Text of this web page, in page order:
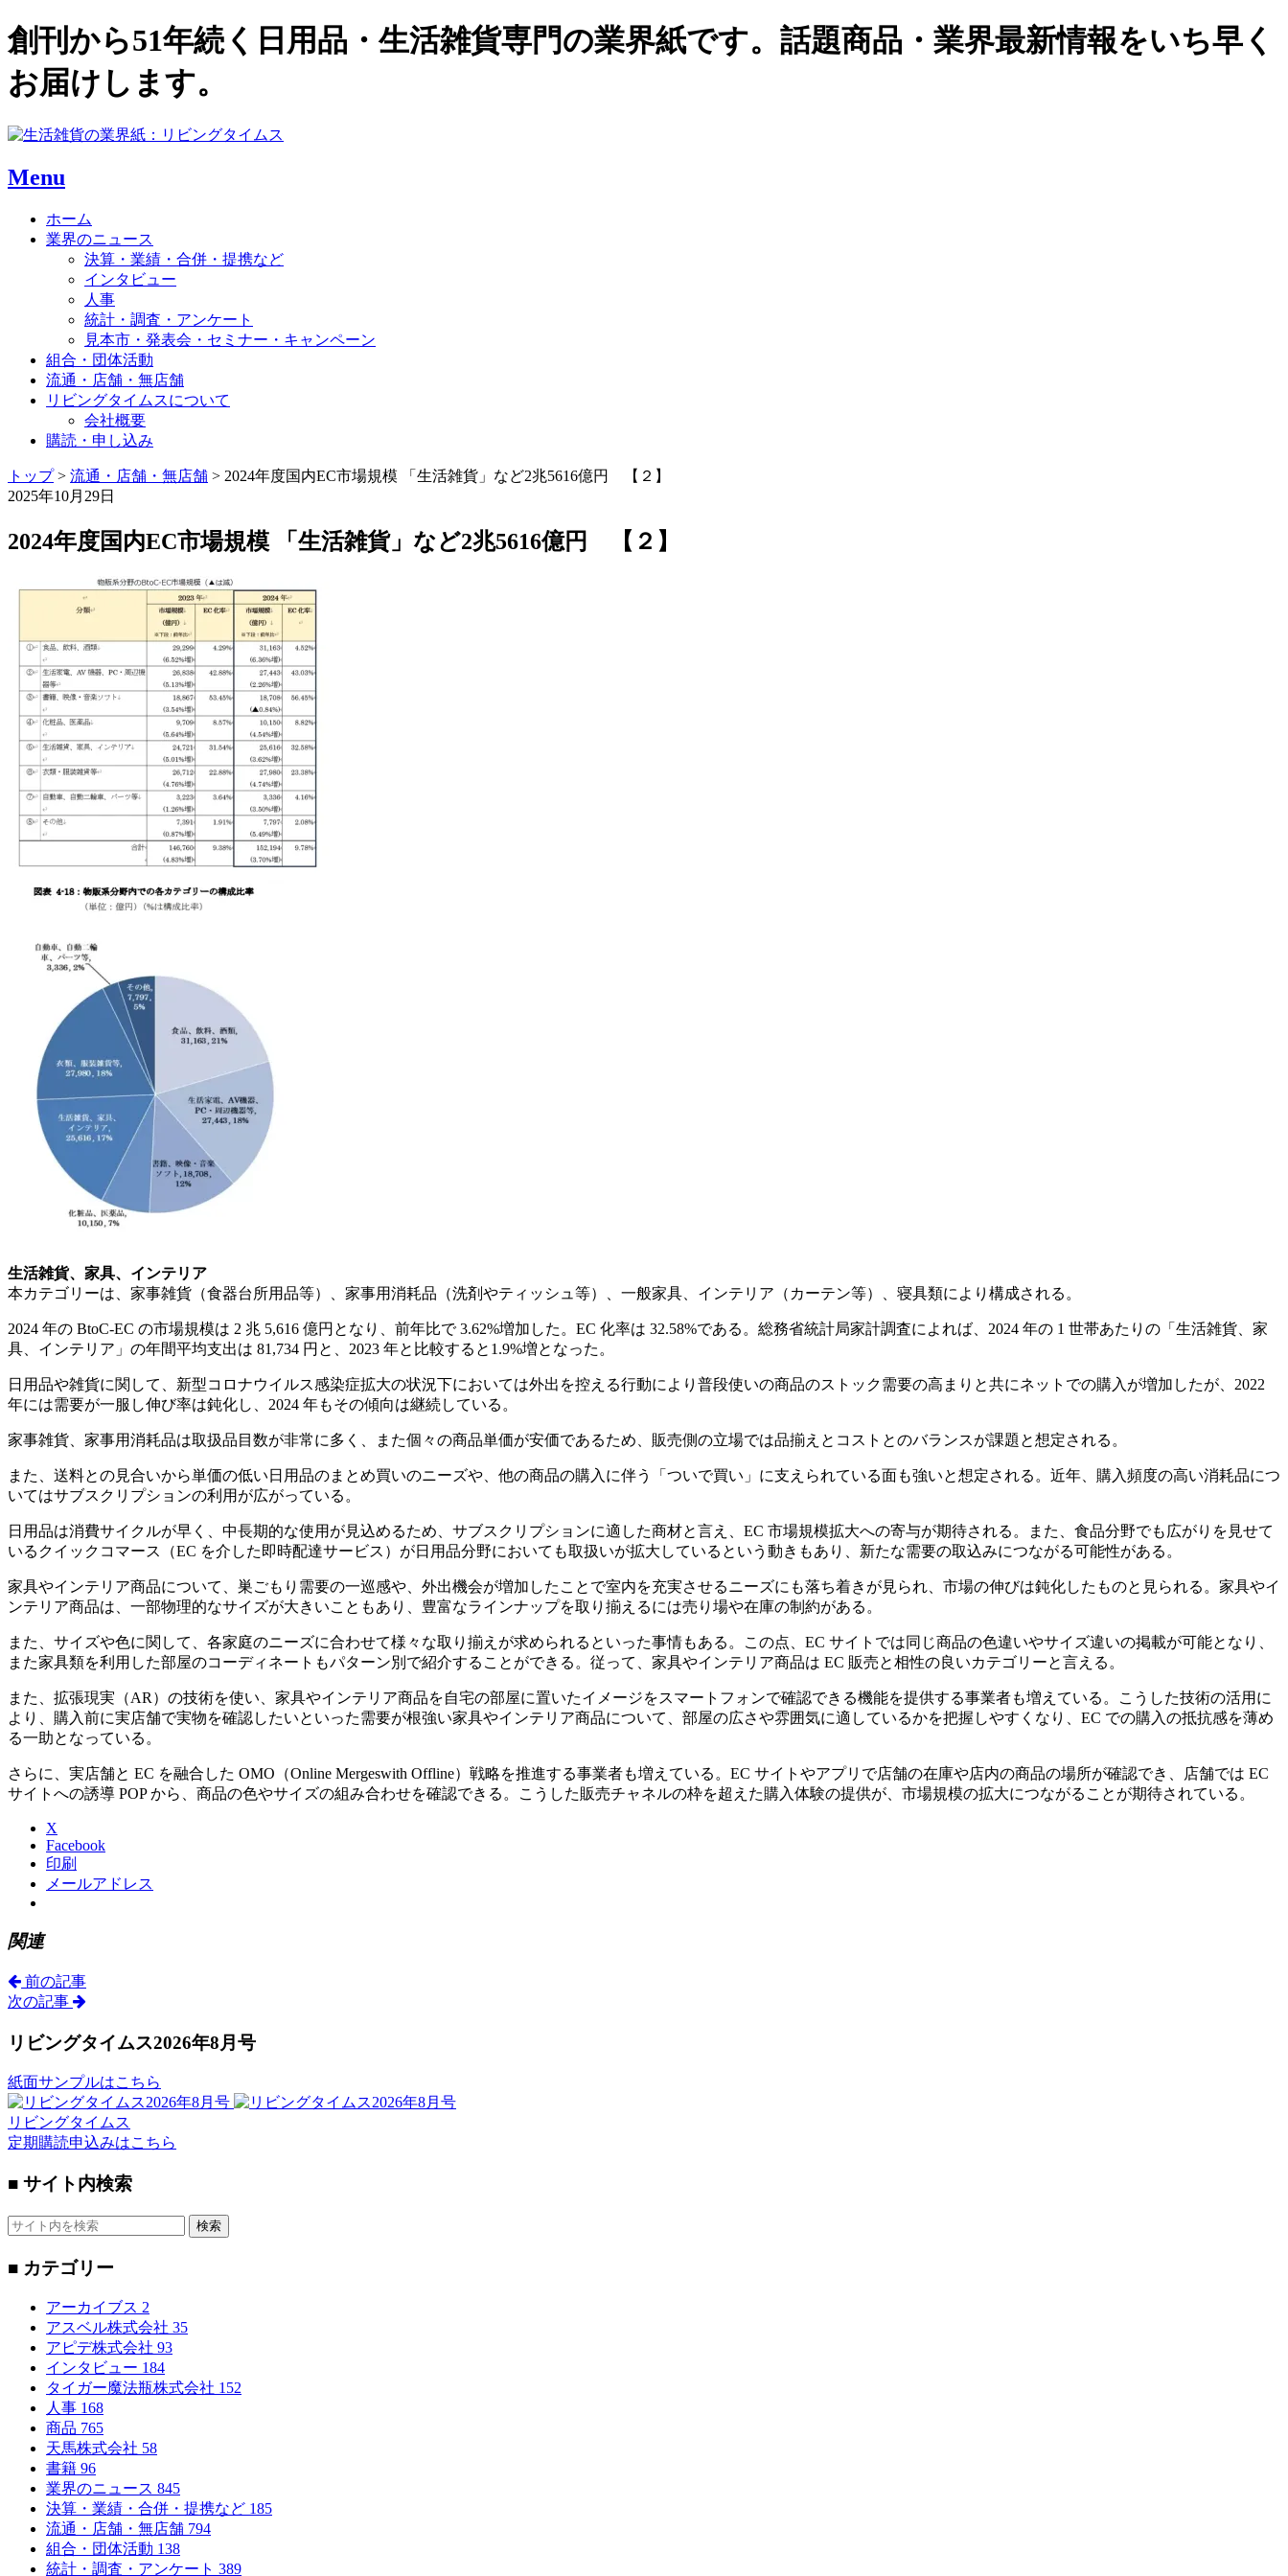
創刊から51年続く日用品・生活雑貨専門の業界紙です。話題商品・業界最新情報をいち早く
お届けします。
Menu
ホーム
業界のニュース
決算・業績・合併・提携など
インタビュー
人事
統計・調査・アンケート
見本市・発表会・セミナー・キャンペーン
組合・団体活動
流通・店舗・無店舗
リビングタイムスについて
会社概要
購読・申し込み
トップ> 流通・店舗・無店舗 > 2024年度国内EC市場規模 「生活雑貨」など2兆5616億円 【２】
2025年10月29日
2024年度国内EC市場規模 「生活雑貨」など2兆5616億円 【２】
生活雑貨、家具、インテリア
本カテゴリーは、家事雑貨（食器台所用品等）、家事用消耗品（洗剤やティッシュ等）、一般家具、インテリア（カーテン等）、寝具類により構成される。
2024 年の BtoC-EC の市場規模は 2 兆 5,616 億円となり、前年比で 3.62%増加した。EC 化率は 32.58%である。総務省統計局家計調査によれば、2024 年の 1 世帯あたりの「生活雑貨、家
具、インテリア」の年間平均支出は 81,734 円と、2023 年と比較すると1.9%増となった。
日用品や雑貨に関して、新型コロナウイルス感染症拡大の状況下においては外出を控える行動により普段使いの商品のストック需要の高まりと共にネットでの購入が増加したが、2022
年には需要が一服し伸び率は鈍化し、2024 年もその傾向は継続している。
家事雑貨、家事用消耗品は取扱品目数が非常に多く、また個々の商品単価が安価であるため、販売側の立場では品揃えとコストとのバランスが課題と想定される。
また、送料との見合いから単価の低い日用品のまとめ買いのニーズや、他の商品の購入に伴う「ついで買い」に支えられている面も強いと想定される。近年、購入頻度の高い消耗品につ
いてはサブスクリプションの利用が広がっている。
日用品は消費サイクルが早く、中長期的な使用が見込めるため、サブスクリプションに適した商材と言え、EC 市場規模拡大への寄与が期待される。また、食品分野でも広がりを見せて
いるクイックコマース（EC を介した即時配達サービス）が日用品分野においても取扱いが拡大しているという動きもあり、新たな需要の取込みにつながる可能性がある。
家具やインテリア商品について、巣ごもり需要の一巡感や、外出機会が増加したことで室内を充実させるニーズにも落ち着きが見られ、市場の伸びは鈍化したものと見られる。家具やイ
ンテリア商品は、一部物理的なサイズが大きいこともあり、豊富なラインナップを取り揃えるには売り場や在庫の制約がある。
また、サイズや色に関して、各家庭のニーズに合わせて様々な取り揃えが求められるといった事情もある。この点、EC サイトでは同じ商品の色違いやサイズ違いの掲載が可能となり、
また家具類を利用した部屋のコーディネートもパターン別で紹介することができる。従って、家具やインテリア商品は EC 販売と相性の良いカテゴリーと言える。
また、拡張現実（AR）の技術を使い、家具やインテリア商品を自宅の部屋に置いたイメージをスマートフォンで確認できる機能を提供する事業者も増えている。こうした技術の活用に
より、購入前に実店舗で実物を確認したいといった需要が根強い家具やインテリア商品について、部屋の広さや雰囲気に適しているかを把握しやすくなり、EC での購入の抵抗感を薄め
る一助となっている。
さらに、実店舗と EC を融合した OMO（Online Mergeswith Offline）戦略を推進する事業者も増えている。EC サイトやアプリで店舗の在庫や店内の商品の場所が確認でき、店舗では EC
サイトへの誘導 POP から、商品の色やサイズの組み合わせを確認できる。こうした販売チャネルの枠を超えた購入体験の提供が、市場規模の拡大につながることが期待されている。
X
Facebook
印刷
メールアドレス
関連
前の記事
次の記事
リビングタイムス2026年8月号
紙面サンプルはこちら
リビングタイムス
定期購読申込みはこちら
■ サイト内検索
検索
■ カテゴリー
アーカイブス 2
アスベル株式会社 35
アピデ株式会社 93
インタビュー 184
タイガー魔法瓶株式会社 152
人事 168
商品 765
天馬株式会社 58
書籍 96
業界のニュース 845
決算・業績・合併・提携など 185
流通・店舗・無店舗 794
組合・団体活動 138
統計・調査・アンケート 389